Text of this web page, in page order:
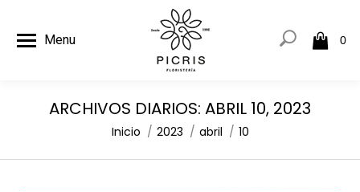
Menu 0
ARCHIVOS DIARIOS: ABRIL 10, 2023
Estás aquí:
Inicio 2023 abril 10